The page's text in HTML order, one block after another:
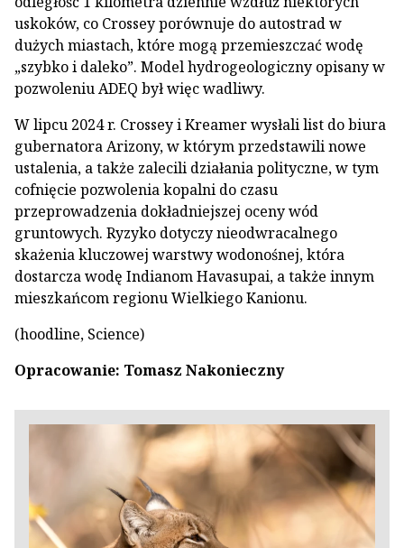
uskoków, co Crossey porównuje do autostrad w
dużych miastach, które mogą przemieszczać wodę
„szybko i daleko”. Model hydrogeologiczny opisany w
pozwoleniu ADEQ był więc wadliwy.
W lipcu 2024 r. Crossey i Kreamer wysłali list do biura
gubernatora Arizony, w którym przedstawili nowe
ustalenia, a także zalecili działania polityczne, w tym
cofnięcie pozwolenia kopalni do czasu
przeprowadzenia dokładniejszej oceny wód
gruntowych. Ryzyko dotyczy nieodwracalnego
skażenia kluczowej warstwy wodonośnej, która
dostarcza wodę Indianom Havasupai, a także innym
mieszkańcom regionu Wielkiego Kanionu.
(hoodline, Science)
Opracowanie: Tomasz Nakonieczny